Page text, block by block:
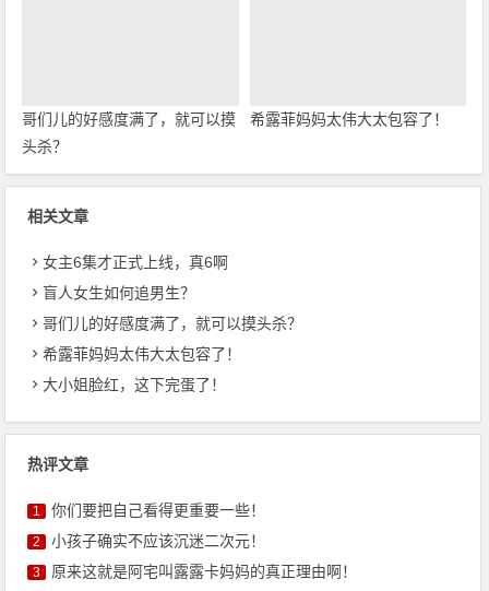
哥们儿的好感度满了，就可以摸
头杀？
希露菲妈妈太伟大太包容了！
相关文章
女主6集才正式上线，真6啊
盲人女生如何追男生？
哥们儿的好感度满了，就可以摸头杀？
希露菲妈妈太伟大太包容了！
大小姐脸红，这下完蛋了！
热评文章
1 你们要把自己看得更重要一些！
2 小孩子确实不应该沉迷二次元！
3 原来这就是阿宅叫露露卡妈妈的真正理由啊！